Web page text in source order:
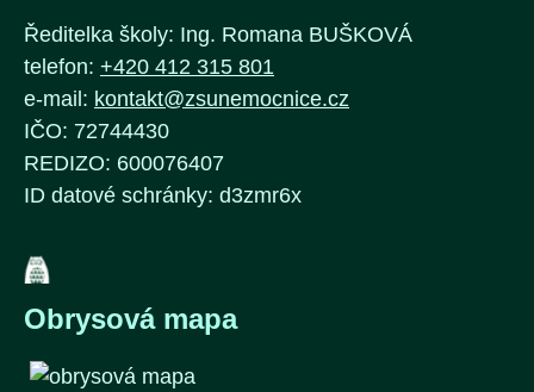
Ředitelka školy: Ing. Romana BUŠKOVÁ
telefon: +420 412 315 801
e-mail: kontakt@zsunemocnice.cz
IČO: 72744430
REDIZO: 600076407
ID datové schránky: d3zmr6x
Obrysová mapa